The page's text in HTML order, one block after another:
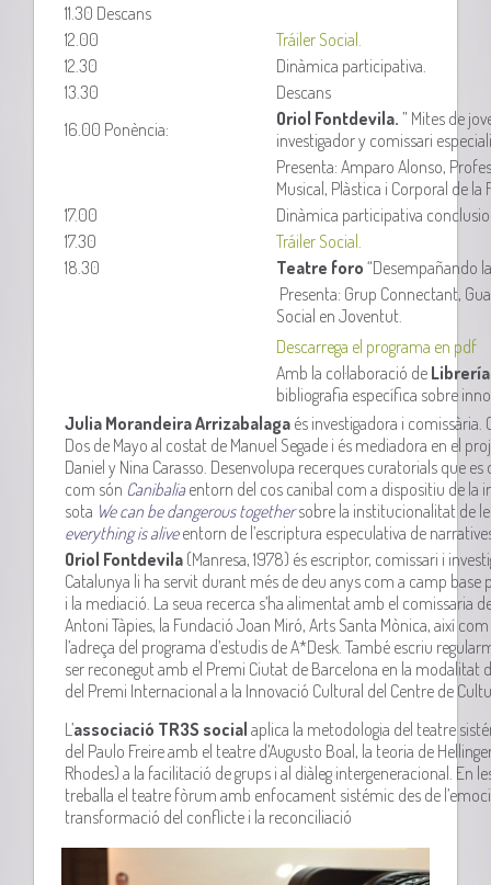
11.30 Descans
12.00
Tráiler Social.
12.30
Dinàmica participativa.
13.30
Descans
16.00 Ponència:
Oriol Fontdevila.” Mites de
investigador y comissari
Presenta: Amparo Alonso,
Musical, Plàstica i Corporal de la
17.00
Dinàmica participativa
17.30
Tráiler Social.
18.30
Teatre foro “Desempañando
Presenta: Grup Connectant,
Social en Joventut.
Descarrega el programa en pdf
Amb la col·laboració de
bibliografia específica sobre
Julia Morandeira Arrizabalaga és investigadora i comissària.
Dos de Mayo al costat de Manuel Segade i és mediadora en el
Daniel y Nina Carasso. Desenvolupa recerques curatorials que
com són Canibaliaentorn del cos canibal com a dispositiu de la
sota We can be dangerous togethersobre la institucionalitat de
everything is aliveentorn de l’escriptura especulativa de
Oriol Fontdevila (Manresa, 1978) és escriptor, comissari i
Catalunya li ha servit durant més de deu anys com a camp
i la mediació. La seua recerca s’ha alimentat amb el comissaria
Antoni Tàpies, la Fundació Joan Miró, Arts Santa Mònica, així
l’adreça del programa d’estudis de A*Desk. També escriu
ser reconegut amb el Premi Ciutat de Barcelona en la modalitat
del Premi Internacional a la Innovació Cultural del Centre de
L’associació TR3S social aplica la metodologia del teatre
del Paulo Freire amb el teatre d’Augusto Boal, la teoria de
Rhodes) a la facilitació de grups i al diàleg intergeneracional. En
treballa el teatre fòrum amb enfocament sistémic des de
transformació del conflicte i la reconciliació